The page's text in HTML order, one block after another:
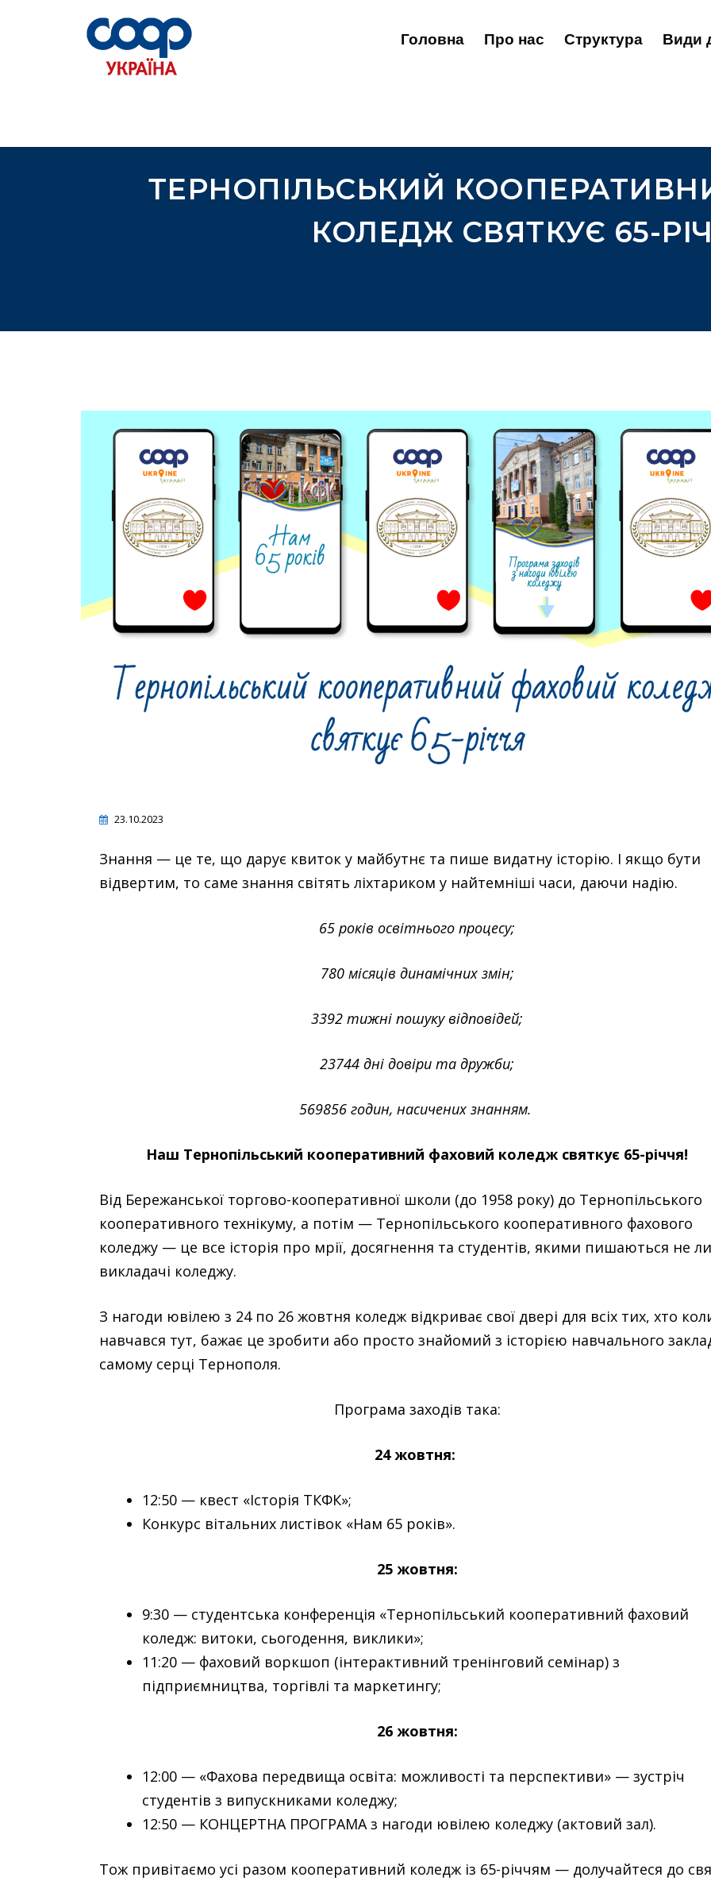
Головна Про нас Структура Види
ТЕРНОПІЛЬСЬКИЙ
КОЛЕДЖ СВЯТКУЄ 65-
23.10.2023
Знання — це те, що дарує квиток у майбутнє та пише видатну історію. І якщо бути
відвертим, то саме знання світять ліхтариком у найтемніші часи, даючи надію.
65 років освітнього процесу;
780 місяців динамічних змін;
3392 тижні пошуку відповідей;
23744 дні довіри та дружби;
569856 годин, насичених знанням.
Наш Тернопільський кооперативний фаховий коледж святкує 65-річчя!
Від Бережанської торгово-кооперативної школи (до 1958 року) до Тернопільського
кооперативного технікуму, а потім — Тернопільського кооперативного фахового
коледжу — це все історія про мрії, досягнення та студентів, якими пишаються не
викладачі коледжу.
З нагоди ювілею з 24 по 26 жовтня коледж відкриває свої двері для всіх тих, хто
навчався тут, бажає це зробити або просто знайомий з історією навчального
самому серці Тернополя.
Програма заходів така:
24 жовтня:
12:50 — квест «Історія ТКФК»;
Конкурс вітальних листівок «Нам 65 років».
25 жовтня:
9:30 — студентська конференція «Тернопільський кооперативний фаховий
коледж: витоки, сьогодення, виклики»;
11:20 — фаховий воркшоп (інтерактивний тренінговий семінар) з
підприємництва, торгівлі та маркетингу;
26 жовтня:
12:00 — «Фахова передвища освіта: можливості та перспективи» — зустріч
студентів з випускниками коледжу;
12:50 — КОНЦЕРТНА ПРОГРАМА з нагоди ювілею коледжу (актовий зал).
Тож привітаємо усі разом кооперативний коледж із 65-річчям — долучайтеся до